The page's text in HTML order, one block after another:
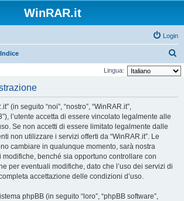
WinRAR.it
Login
Indice
e
Lingua:
(in seguito “noi”, “nostro”, “WinRAR.it”,
l’utente accetta di essere vincolato legalmente alle
Se non accetti di essere limitato legalmente dalle
non utilizzare i servizi offerti da “WinRAR.it”. Le
cambiare in qualunque momento, sarà nostra
modifiche, benché sia opportuno controllare con
per eventuali modifiche, dato che l’uso dei servizi di
accettazione delle condizioni d’uso.
phpBB (in seguito “loro”, “phpBB software”,